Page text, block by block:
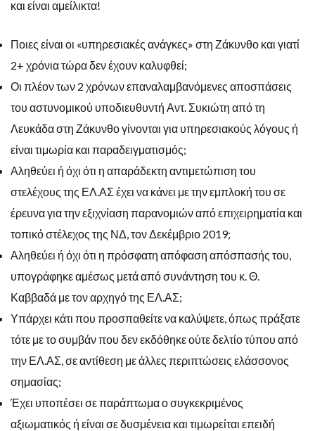
και είναι αμείλικτα!
Ποιες είναι οι «υπηρεσιακές ανάγκες» στη Ζάκυνθο και γιατί
2+ χρόνια τώρα δεν έχουν καλυφθεί;
Οι πλέον των 2 χρόνων επαναλαμβανόμενες αποσπάσεις
του αστυνομικού υποδιευθυντή Αντ. Συκιώτη από τη
Λευκάδα στη Ζάκυνθο γίνονται για υπηρεσιακούς λόγους ή
είναι τιμωρία και παραδειγματισμός;
Αληθεύει ή όχι ότι η απαράδεκτη αντιμετώπιση του
στελέχους της ΕΛ.ΑΣ έχει να κάνει με την εμπλοκή του σε
έρευνα για την εξιχνίαση παρανομιών από επιχειρηματία και
τοπικό στέλεχος της ΝΔ, τον Δεκέμβριο 2019;
Αληθεύει ή όχι ότι η πρόσφατη απόφαση απόσπασής του,
υπογράφηκε αμέσως μετά από συνάντηση του κ. Θ.
Καββαδά με τον αρχηγό της ΕΛ.ΑΣ;
Υπάρχει κάτι που προσπαθείτε να καλύψετε, όπως πράξατε
τότε με το συμβάν που δεν εκδόθηκε ούτε δελτίο τύπου από
την ΕΛ.ΑΣ, σε αντίθεση με άλλες περιπτώσεις ελάσσονος
σημασίας;
Έχει υποπέσει σε παράπτωμα ο συγκεκριμένος
αξιωματικός ή είναι σε δυσμένεια και τιμωρείται επειδή